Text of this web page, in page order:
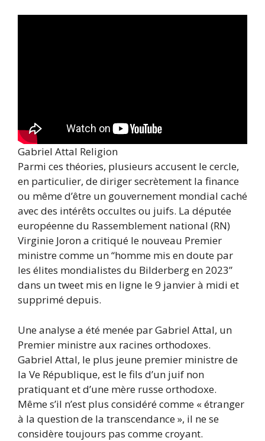
Gabriel Attal Religion
Parmi ces théories, plusieurs accusent le cercle,
en particulier, de diriger secrètement la finance
ou même d’être un gouvernement mondial caché
avec des intérêts occultes ou juifs. La députée
européenne du Rassemblement national (RN)
Virginie Joron a critiqué le nouveau Premier
ministre comme un “homme mis en doute par
les élites mondialistes du Bilderberg en 2023”
dans un tweet mis en ligne le 9 janvier à midi et
supprimé depuis.
Une analyse a été menée par Gabriel Attal, un
Premier ministre aux racines orthodoxes.
Gabriel Attal, le plus jeune premier ministre de
la Ve République, est le fils d’un juif non
pratiquant et d’une mère russe orthodoxe.
Même s’il n’est plus considéré comme « étranger
à la question de la transcendance », il ne se
considère toujours pas comme croyant.